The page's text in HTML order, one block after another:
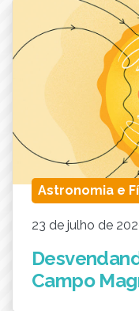
Astronomia e
23 de julho de
Campo